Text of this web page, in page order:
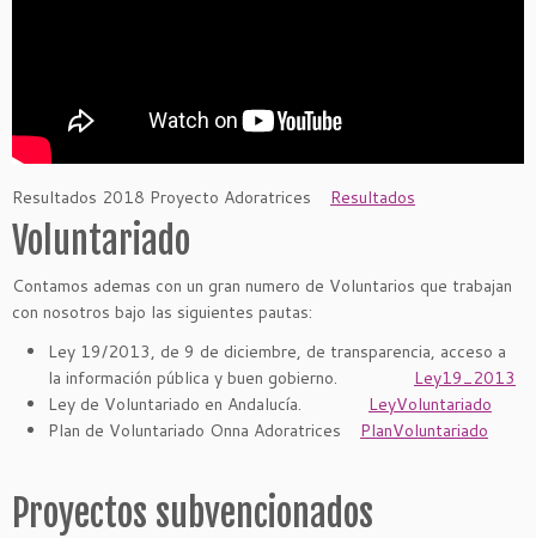
Resultados 2018 Proyecto Adoratrices Resultados
Voluntariado
Contamos ademas con un gran numero de Voluntarios que trabajan
con nosotros bajo las siguientes pautas:
Ley 19/2013, de 9 de diciembre, de transparencia, acceso a
la información pública y buen gobierno. Ley19_2013
Ley de Voluntariado en Andalucía. LeyVoluntariado
Plan de Voluntariado Onna Adoratrices PlanVoluntariado
Proyectos subvencionados